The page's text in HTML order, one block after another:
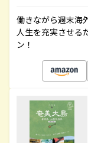
働きながら週末海
人生を充実させる
ン！